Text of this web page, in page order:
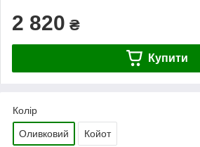
2 820 ₴
Купити
Колір
Оливковий Койот